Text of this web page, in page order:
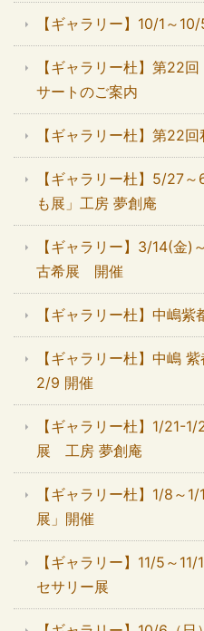
【ギャラリー】10/1～
【ギャラリー杜】第22
サートのご案内
【ギャラリー杜】第22
【ギャラリー杜】5/27
も展」工房 夢創庵
【ギャラリー】3/14(金)
古希展 開催
【ギャラリー杜】中嶋
【ギャラリー杜】中嶋
2/9 開催
【ギャラリー杜】1/21-
展 工房 夢創庵
【ギャラリー杜】1/8～
展」開催
【ギャラリー】11/5～
セサリー展